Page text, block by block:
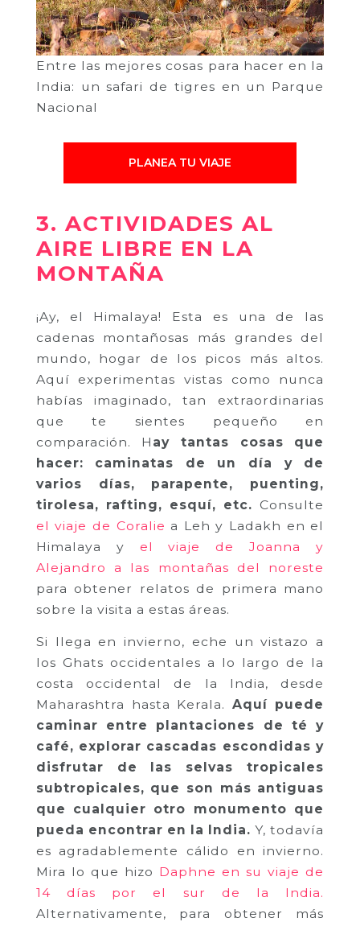
Entre las mejores cosas para hacer en la
India: un safari de tigres en un Parque
Nacional
PLANEA TU VIAJE
3. ACTIVIDADES AL
AIRE LIBRE EN LA
MONTAÑA
¡Ay, el Himalaya! Esta es una de las
cadenas montañosas más grandes del
mundo, hogar de los picos más altos.
Aquí experimentas vistas como nunca
habías imaginado, tan extraordinarias
que te sientes pequeño en
comparación. H ay tantas cosas que
hacer: caminatas de un día y de
varios días, parapente, puenting,
tirolesa, rafting, esquí, etc. Consulte
el viaje de Coralie a Leh y Ladakh en el
Himalaya y el viaje de Joanna y
Alejandro a las montañas del noreste
para obtener relatos de primera mano
sobre la visita a estas áreas.
Si llega en invierno, eche un vistazo a
los Ghats occidentales a lo largo de la
costa occidental de la India, desde
Maharashtra hasta Kerala.Aquí puede
caminar entre plantaciones de té y
café, explorar cascadas escondidas y
disfrutar de las selvas tropicales
subtropicales, que son más antiguas
que cualquier otro monumento que
pueda encontrar en la India. Y, todavía
es agradablemente cálido en invierno.
Mira lo que hizo Daphne en su viaje de
14 días por el sur de la India.
Alternativamente, para obtener más